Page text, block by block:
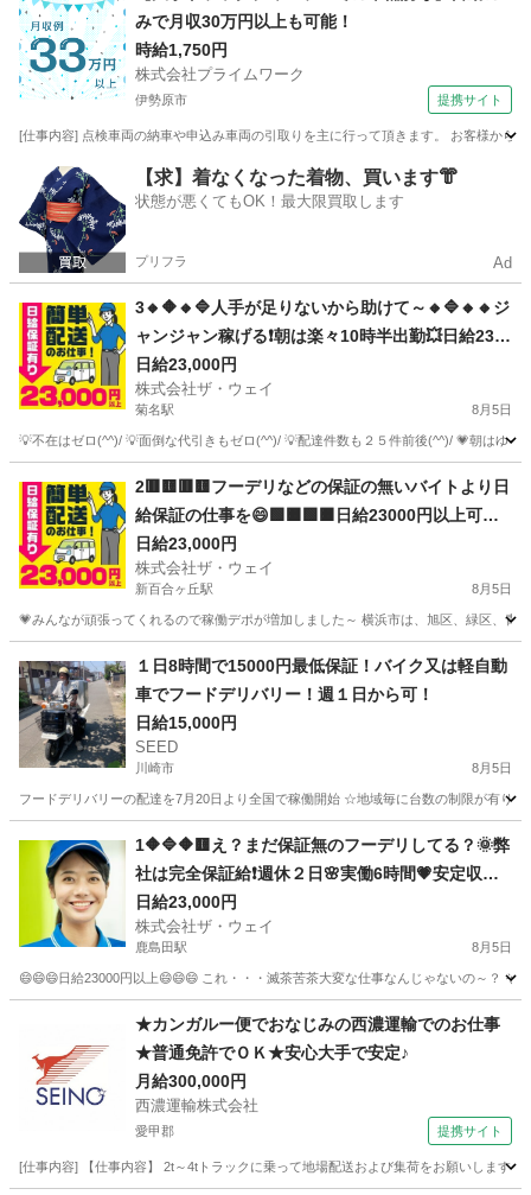
みで月収30万円以上も可能！
時給1,750円
株式会社プライムワーク
伊勢原市 提携サイト
[仕事内容] 点検車両の納車や申込み車両の引取りを主に行って頂きます。 お客様から
神奈川 伊勢原市 ドライバー
【求】着なくなった着物、買います👘
状態が悪くてもOK！最大限買取します
プリフラ Ad
3🔸🔶🔸🔷人手が足りないから助けて～🔸🔷🔸🔸ジ
ャンジャン稼げる❗️朝は楽々10時半出勤💥日給230
00円以上❗️事業拡大につき大量募集❗️❗️❗️
日給23,000円
株式会社ザ・ウェイ
菊名駅 8月5日
💡不在はゼロ(^^)/ 💡面倒な代引きもゼロ(^^)/ 💡配達件数も２５件前後(^^)/ 💗朝はゆ
菊名駅 ドライバー ネットスーパー
2🟥🟨🟥🟨フーデリなどの保証の無いバイトより日
給保証の仕事を😄🟩🟧🟩🟧日給23000円以上可能❗️
朝は楽々10時出勤❗️❗️❗️
日給23,000円
株式会社ザ・ウェイ
新百合ヶ丘駅 8月5日
💗みんなが頑張ってくれるので稼働デポが増加しました～ 横浜市は、旭区、緑区、
新百合ヶ丘駅 ドライバー ネットスーパー
１日8時間で15000円最低保証！バイク又は軽自動
車でフードデリバリー！週１日から可！
日給15,000円
SEED
川崎市 8月5日
フードデリバリーの配達を7月20日より全国で稼働開始 ☆地域毎に台数の制限が有り
ドライバー 年齢制限
1🔶🔷🔶🟨え？まだ保証無のフーデリしてる？🌞弊
社は完全保証給❗️週休２日🌸実働6時間💗安定収入
で女子いっぱい🎉さぁ～集まれ～🎵
日給23,000円
株式会社ザ・ウェイ
鹿島田駅 8月5日
😄😄😄日給23000円以上😄😄😄 これ・・・滅茶苦茶大変な仕事なんじゃないの～？
鹿島田駅 配送 ネットスーパー
★カンガルー便でおなじみの西濃運輸でのお仕事
★普通免許でＯＫ★安心大手で安定♪
月給300,000円
西濃運輸株式会社
愛甲郡 提携サイト
[仕事内容] 【仕事内容】 2t～4tトラックに乗って地場配送および集荷をお願いします